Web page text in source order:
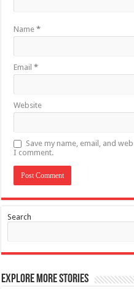
Name*
Email*
Website
Save my name, email, and
I comment.
Search
Explore More Stories